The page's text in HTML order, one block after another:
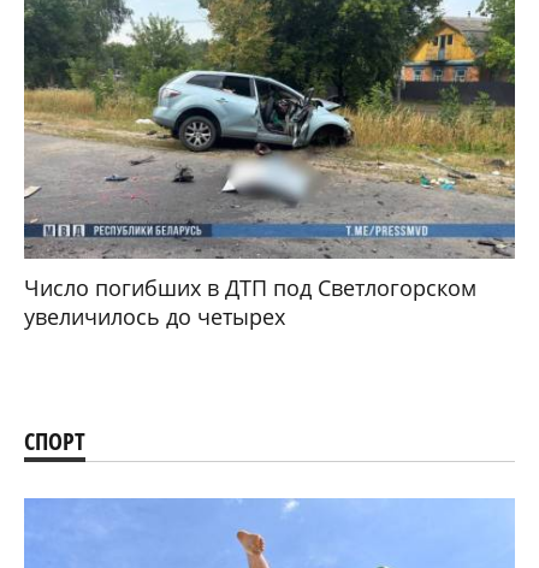
Число погибших в ДТП под Светлогорском
увеличилось до четырех
СПОРТ